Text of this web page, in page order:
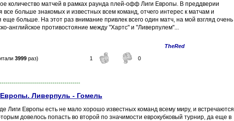
количество матчей в рамках раунда плей-офф Лиги Европы. В преддверии
все больше знакомых и известных всем команд, отчего интерес к матчам и
еще больше. На этот раз внимание привлек всего один матч, на мой взгляд очень
английское противостояние между "Хартс" и "Ливерпулем"...
TheRed
3999раз) 1 0
Ливерпуль - Гомель
Лиги Европы есть не мало хорошо известных команд всему миру, и встречаются
довелось попасть во второй по значимости еврокубковый турнир, да еще в